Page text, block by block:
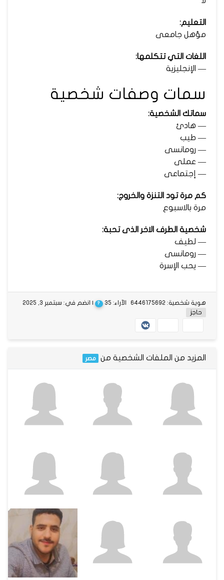
التعليم:
مؤهل جامعى
اللغات التي تتكلمها:
— الإنجليزية
سمات وصفات شخصية
سماتك الشخصية:
— هادئ
— طيب
— رومانسى
— عملى
— إجتماعى
كم مرة تود التنزة والخروج:
مرة بالاسبوع
شخصية الطرف الاخر الذى تحبة:
— لطيف
— رومانسى
— يحب الإسرة
الآراء: 35 ? | انضم في: سبتمبر 3, 2025
هوية شخصية: 6446175692
حاجز
المزيد من الملفات الشخصية من مصر